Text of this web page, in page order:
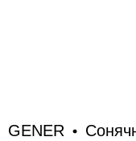
Сонячні